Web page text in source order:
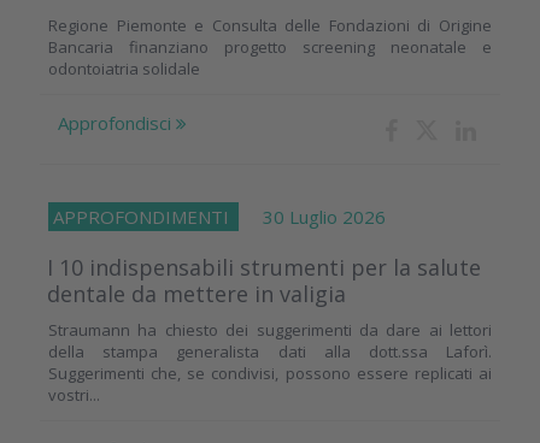
Regione Piemonte e Consulta delle Fondazioni di Origine
Bancaria finanziano progetto screening neonatale e
odontoiatria solidale
Approfondisci
APPROFONDIMENTI 30 Luglio 2026
I 10 indispensabili strumenti per la salute
dentale da mettere in valigia
Straumann ha chiesto dei suggerimenti da dare ai lettori
della stampa generalista dati alla dott.ssa Laforì.
Suggerimenti che, se condivisi, possono essere replicati ai
vostri...